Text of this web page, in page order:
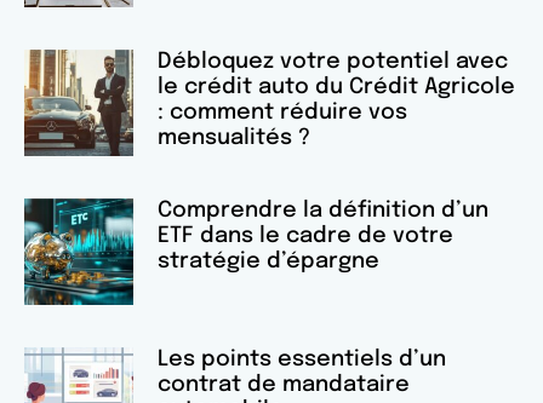
Débloquez votre potentiel avec
le crédit auto du Crédit Agricole
: comment réduire vos
mensualités ?
Comprendre la définition d’un
ETF dans le cadre de votre
stratégie d’épargne
Les points essentiels d’un
contrat de mandataire